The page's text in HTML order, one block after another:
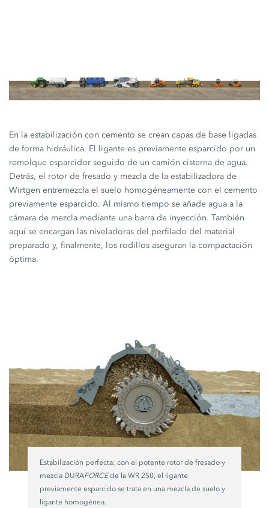
En la estabilización con cemento se crean capas de base ligadas
de forma hidráulica. El ligante es previamente esparcido por un
remolque esparcidor seguido de un camión cisterna de agua.
Detrás, el rotor de fresado y mezcla de la estabilizadora de
Wirtgen entremezcla el suelo homogéneamente con el cemento
previamente esparcido. Al mismo tiempo se añade agua a la
cámara de mezcla mediante una barra de inyección. También
aquí se encargan las niveladoras del perfilado del material
preparado y, finalmente, los rodillos aseguran la compactación
óptima.
Estabilización perfecta: con el potente rotor de fresado y
mezcla DURAFORCEde la WR 250, el ligante
previamente esparcido se trata en una mezcla de suelo y
ligante homogénea.